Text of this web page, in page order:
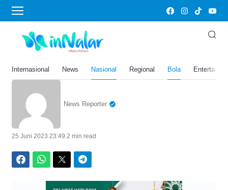
Internasional News Nasional Regional Bola
Home›Bola
Link Twibbon Hari Raya Idul
Adha 2023, Meriahkan
dengan Semangat Berbagi!
News Reporter
25 Juni 2023 23:49.2 min read